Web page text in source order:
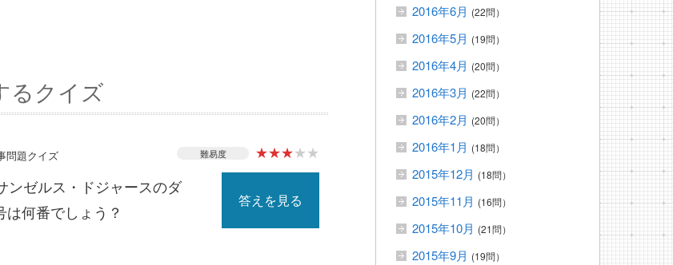
るクイズ
問題クイズ 難易度 ★★★★★
ンゼルス・ドジャースのダ
何番でしょう？
答えを見る
2016年6月 (22問）
2016年5月 (19問）
2016年4月 (20問）
2016年3月 (22問）
2016年2月 (20問）
2016年1月 (18問）
2015年12月 (18問）
2015年11月 (16問）
2015年10月 (21問）
2015年9月 (19問）